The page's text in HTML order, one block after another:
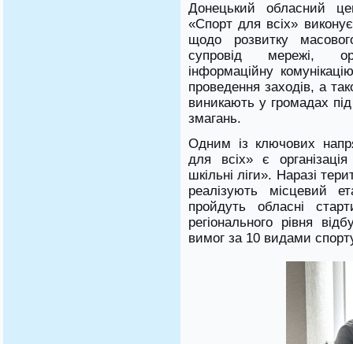
Донецький обласний
«Спорт для всіх»
щодо розвитку
супровід мережі,
інформаційну
проведення заходів, а
виникають у громадах під
змагань.
Одним із ключових
для всіх» є організація
шкільні ліги». Наразі
реалізують місцевий
пройдуть обласні
регіонального рівня
вимог за 10 видами